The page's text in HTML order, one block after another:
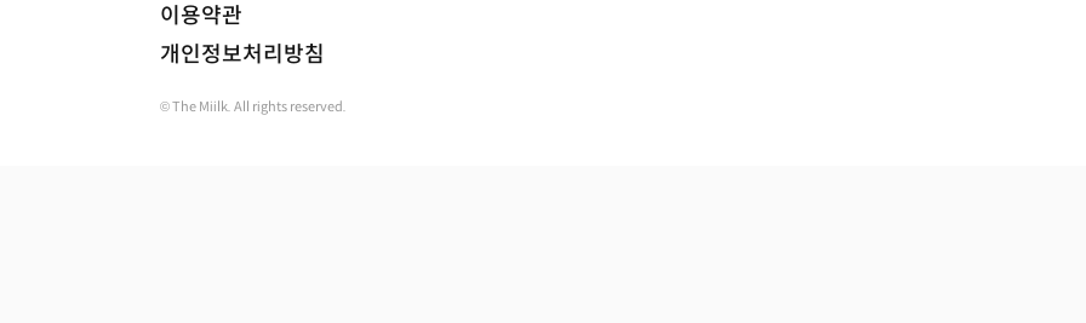
이용약관
개인정보처리방침
© The Miilk. All rights reserved.